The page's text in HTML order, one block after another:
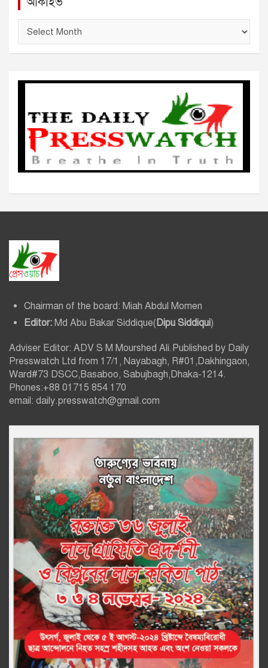
ই
Chairman of the board: Miah Abdul Momen
Editor: Md Abu Bakar Siddique(Dipu Siddiqui)
Adviser Editor: ADV S M Mourshed Ali.Published by Daily
Presswatch Ltd from 17/1, Nayabagh, R#01,Dakhingaon,
Ward#73 DSCC,Basaboo, Sabujbagh,Dhaka-1214.
Phones:+88 01715 854 170
email: daily.presswatch@gmail.com